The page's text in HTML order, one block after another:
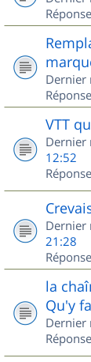
Dernier
VTT
Dernier
12:52
Dernier
21:28
la
Qu'y
Dernier